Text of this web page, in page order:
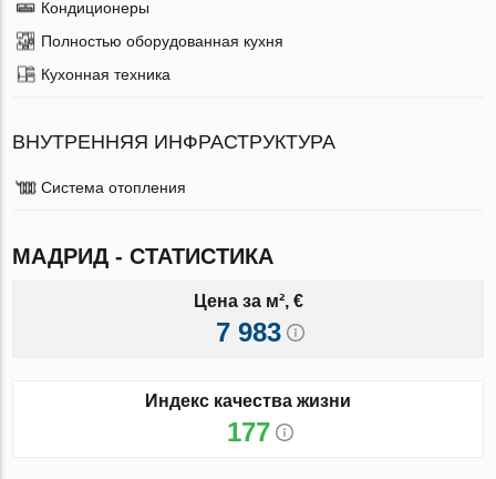
Кондиционеры
Полностью оборудованная кухня
Кухонная техника
ВНУТРЕННЯЯ ИНФРАСТРУКТУРА
Система отопления
МАДРИД - СТАТИСТИКА
Цена за м², €
7 983
Индекс качества жизни
177